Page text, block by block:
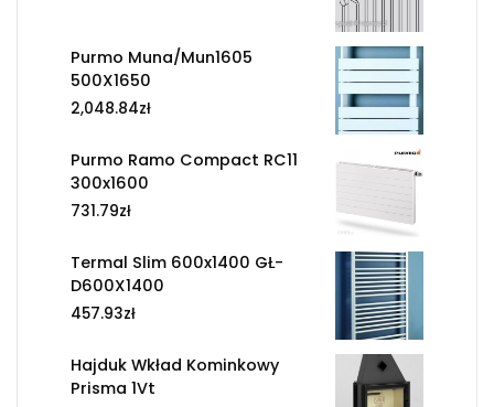
Purmo Muna/Mun1605
500X1650
2,048.84zł
Purmo Ramo Compact RC11
300x1600
731.79zł
Termal Slim 600x1400 GŁ-
D600X1400
457.93zł
Hajduk Wkład Kominkowy
Prisma 1Vt